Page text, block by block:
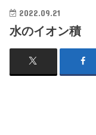
2022.09.21
水のイオン積